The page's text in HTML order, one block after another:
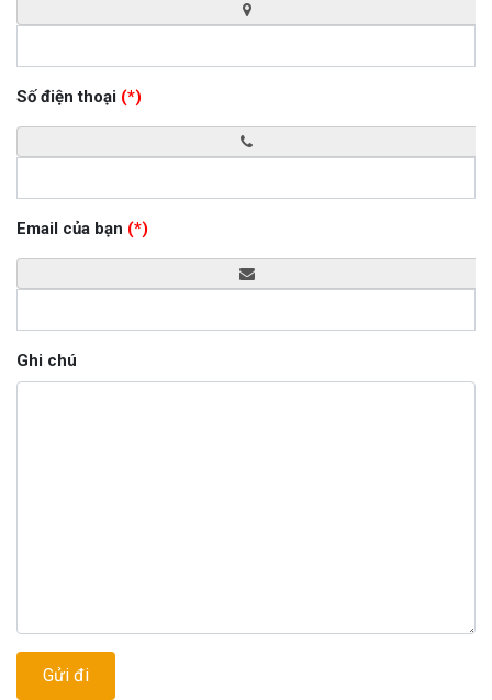
Số điện thoại (*)
Email của bạn (*)
Ghi chú